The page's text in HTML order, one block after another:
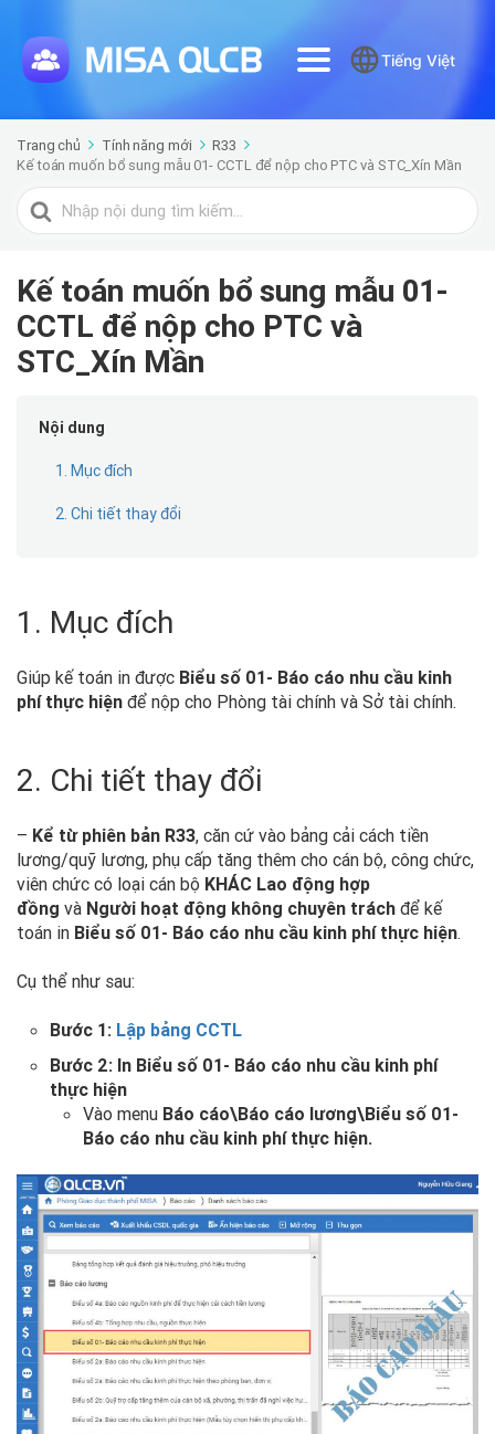
Tiếng Việt
Trang chủ Tính năng mới
R33
Kế toán muốn bổ sung mẫu 01- CCTL để nộp cho PTC và STC_Xín Mần
Tìm
kiếm
Kế toán muốn bổ sung mẫu 01-
CCTL để nộp cho PTC và
STC_Xín Mần
Nội dung
1. Mục đích
2. Chi tiết thay đổi
1. Mục đích
Giúp kế toán in được Biểu số 01- Báo cáo nhu cầu kinh
phí thực hiện để nộp cho Phòng tài chính và Sở tài chính.
2. Chi tiết thay đổi
– Kể từ phiên bản R33, căn cứ vào bảng cải cách tiền
lương/quỹ lương, phụ cấp tăng thêm cho cán bộ, công chức,
viên chức có loại cán bộ KHÁC Lao động hợp
đồng và Người hoạt động không chuyên trách để kế
toán in Biểu số 01- Báo cáo nhu cầu kinh phí thực hiện.
Cụ thể như sau:
Bước 1: Lập bảng CCTL
Bước 2: In Biểu số 01- Báo cáo nhu cầu kinh phí
thực hiện
Vào menu Báo cáo\Báo cáo lương\Biểu số 01-
Báo cáo nhu cầu kinh phí thực hiện.